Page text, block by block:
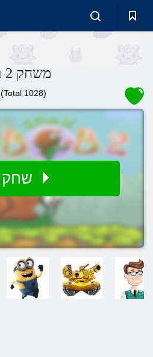
משחק 2 בוב ןוזליח באינטרנט
(Total 1028)